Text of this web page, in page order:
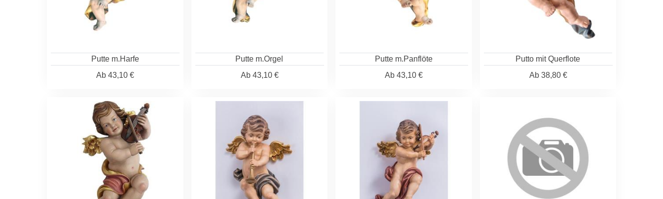
Putte m.Harfe
Ab43,10 €
Putte m.Orgel
Ab43,10 €
Putte m.Panflöte
Ab43,10 €
Putto mit Querflote
Ab38,80 €